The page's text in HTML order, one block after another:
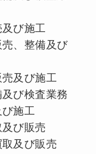
び施工
、整備及び
売及び施工
び検査業務
施工
び販売
及び販売